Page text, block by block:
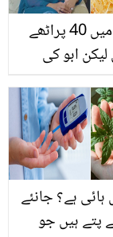
ایک وقت میں 40 پراٹھے
ابو کی
وقت بتاتے
ہوگئیں
ہے؟ جانئے
پتے ہیں جو